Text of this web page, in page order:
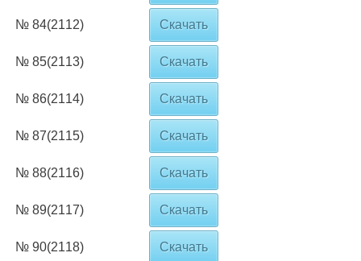
№ 84(2112) Скачать
№ 85(2113) Скачать
№ 86(2114) Скачать
№ 87(2115) Скачать
№ 88(2116) Скачать
№ 89(2117) Скачать
№ 90(2118) Скачать